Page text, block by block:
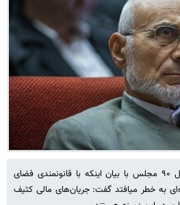
مهر نوشت: عضو کمیسیون اصل ۹۰ مجلس با بیان اینکه با قانونمندی فضای
مجازی قطعاً منافع نامشروع عده‌ای به خطر می‎افتد گفت: جریان‌های مالی کثیف